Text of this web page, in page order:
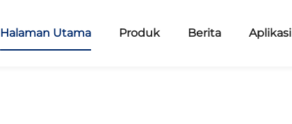
Halaman Utama Produk Berita Aplikasi